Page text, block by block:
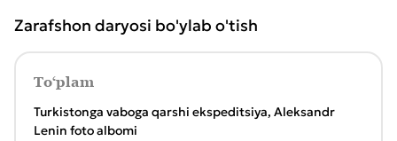
Zarafshon daryosi bo'ylab o'tish
To‘plam
Turkistonga vaboga qarshi ekspeditsiya, Aleksandr
Lenin foto albomi